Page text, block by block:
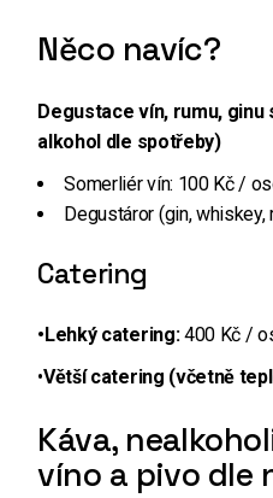
Něco navíc?
Degustace vín, rumu,
alkohol dle spotřeby)
Somerliér vín: 100 Kč /
Degustáror (gin,
Catering
•Lehký catering:400 Kč /
•Větší catering (včetně
Káva,
víno a pivo dle